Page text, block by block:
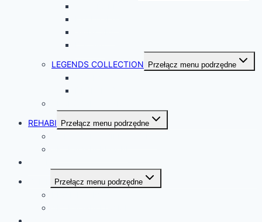
LEGENDS COLLECTION
Przełącz menu podrzędne
REHABI
Przełącz menu podrzędne
Przełącz menu podrzędne